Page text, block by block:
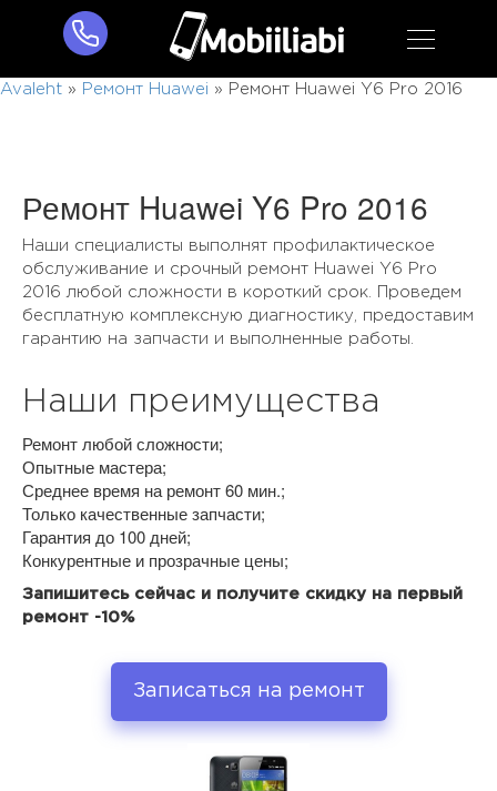
Avaleht » Ремонт Huawei » Ремонт Huawei Y6 Pro 2016
Ремонт Huawei Y6 Pro 2016
Наши специалисты выполнят профилактическое
обслуживание и срочный ремонт Huawei Y6 Pro
2016 любой сложности в короткий срок. Проведем
бесплатную комплексную диагностику, предоставим
гарантию на запчасти и выполненные работы.
Наши преимущества
Ремонт любой сложности;
Опытные мастера;
Среднее время на ремонт 60 мин.;
Только качественные запчасти;
Гарантия до 100 дней;
Конкурентные и прозрачные цены;
Запишитесь сейчас и получите скидку на первый
ремонт -10%
Записаться на ремонт